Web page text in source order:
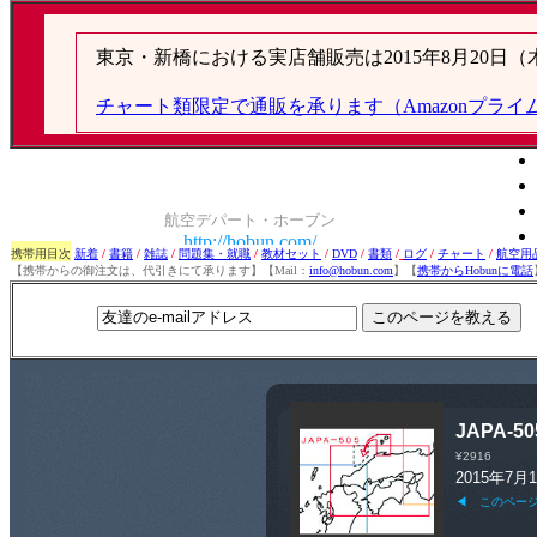
携帯用目次 新着 / 書籍 / 雑誌 / 問題集・就職 / 教材セット / DVD / 書類 / ログ / チャート / 航空用
【携帯からの御注文は、代引きにて承ります】【Mail： info@hobun.com】【携帯からHobunに電話